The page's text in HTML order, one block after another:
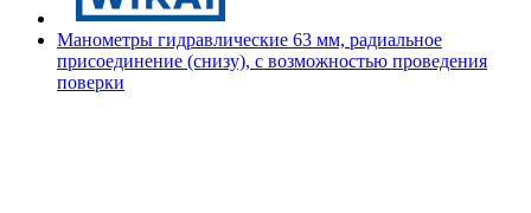
Манометры гидравлические 63 мм, радиальное
присоединение (снизу), с возможностью проведения
поверки